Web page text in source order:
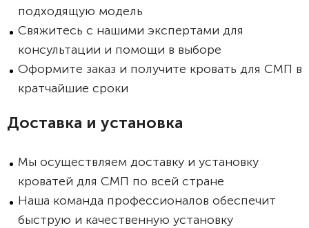
подходящую модель
Свяжитесь с нашими экспертами для
консультации и помощи в выборе
Оформите заказ и получите кровать для СМП в
кратчайшие сроки
Доставка и установка
Мы осуществляем доставку и установку
кроватей для СМП по всей стране
Наша команда профессионалов обеспечит
быструю и качественную установку